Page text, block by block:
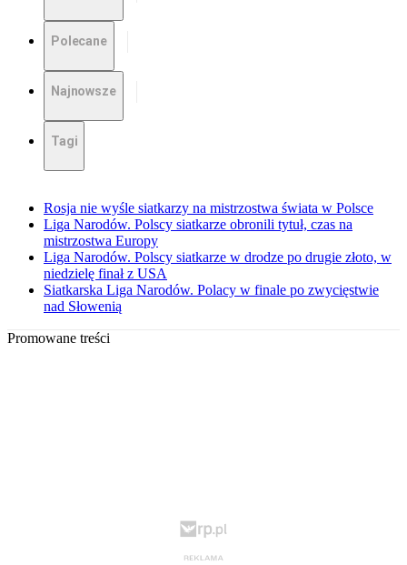
Polecane
Najnowsze
Tagi
Rosja nie wyśle siatkarzy na mistrzostwa świata w Polsce
Liga Narodów. Polscy siatkarze obronili tytuł, czas na
mistrzostwa Europy
Liga Narodów. Polscy siatkarze w drodze po drugie złoto, w
niedzielę finał z USA
Siatkarska Liga Narodów. Polacy w finale po zwycięstwie
nad Słowenią
Promowane treści